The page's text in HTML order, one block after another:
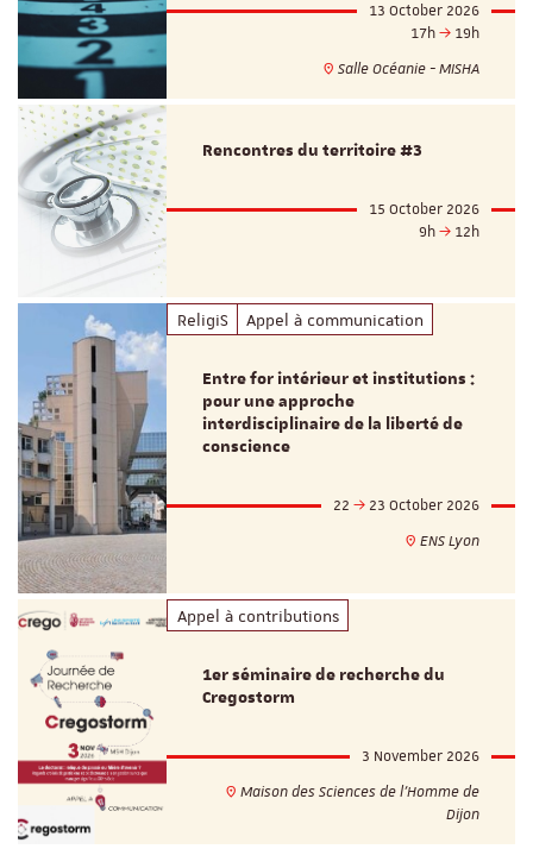
13 October 2026
17h
19h
Salle Océanie - MISHA
Rencontres du territoire #3
15 October 2026
9h
12h
ReligiS Appel à communication
Entre for intérieur et institutions :
pour une approche
interdisciplinaire de la liberté de
conscience
22
23 October 2026
ENS Lyon
Appel à contributions
1er séminaire de recherche du
Cregostorm
3 November 2026
Maison des Sciences de l'Homme de
Dijon